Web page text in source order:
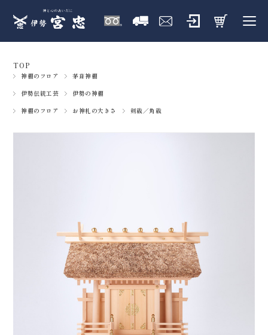
TOP
神棚のフロア 茅葺神棚
伊勢伝統工芸 伊勢の神棚
神棚のフロア お神札の大きさ 剣祓／角祓